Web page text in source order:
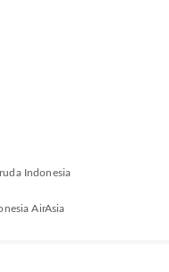
Indonesia
AirAsia